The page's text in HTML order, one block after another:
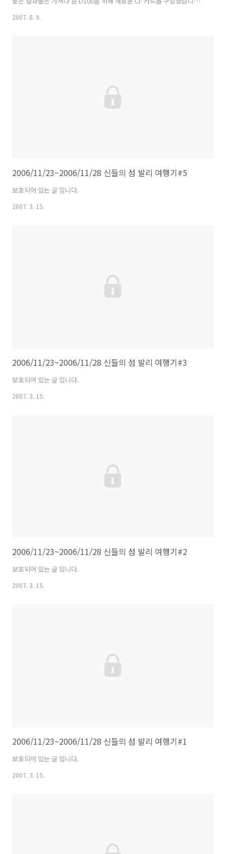
그 동안 512MB와 256MB CF 카드로 근근이 버티고 있었지만 곧 가게 될
딜레이(파일 저장을 위한)가 있긴 합니다만 사진 ..
2007. 8. 9.
2006/11/23~2006/11/28 신들의 섬 발리 여행기#5
보호되어 있는 글 입니다.
2007. 3. 15.
2006/11/23~2006/11/28 신들의 섬 발리 여행기#3
보호되어 있는 글 입니다.
2007. 3. 15.
2006/11/23~2006/11/28 신들의 섬 발리 여행기#2
보호되어 있는 글 입니다.
2007. 3. 15.
2006/11/23~2006/11/28 신들의 섬 발리 여행기#1
보호되어 있는 글 입니다.
2007. 3. 15.